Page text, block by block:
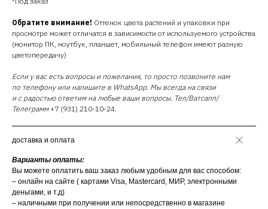
Обратите внимание! Оттенок цвета растений и упаковки при
просмотре может отличатся в зависимости от используемого устройства
(монитор ПК, ноутбук, планшет, мобильный телефон имеют разную
цветопередачу)
Если у вас есть вопросы и пожелания, то просто позвоните нам
по телефону или напишите в WhatsApp. Мы всегда на связи
и с радостью ответим на любые ваши вопросы. Тел/Ватсапп/
Телеграмм+7 (931) 210-10-24.
доставка и оплата
Варианты оплаты:
Вы можете оплатить ваш заказ любым удобным для вас способом:
– онлайн на сайте ( картами Visa, Mastercard, МИР, электронными
деньгами, и т.д)
– наличными при получении или непосредственно в магазине